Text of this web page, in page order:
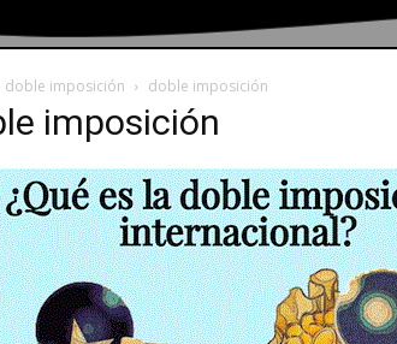
doble imposición doble imposición
imposición